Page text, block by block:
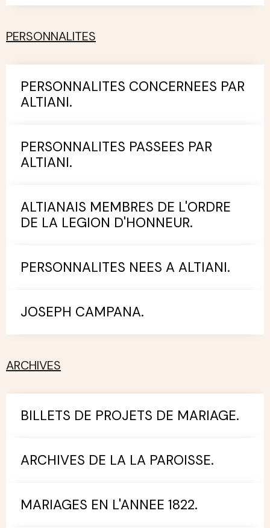
PERSONNALITES
PERSONNALITES CONCERNEES PAR
ALTIANI.
PERSONNALITES PASSEES PAR
ALTIANI.
ALTIANAIS MEMBRES DE L'ORDRE
DE LA LEGION D'HONNEUR.
PERSONNALITES NEES A ALTIANI.
JOSEPH CAMPANA.
ARCHIVES
BILLETS DE PROJETS DE MARIAGE.
ARCHIVES DE LA LA PAROISSE.
MARIAGES EN L'ANNEE 1822.